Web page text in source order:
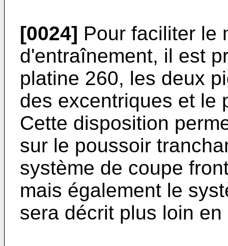
[0024] Pour faciliter le
d'entraînement, il est
platine 260, les deux
des excentriques et le
Cette disposition
sur le poussoir
système de coupe
mais également le
sera décrit plus loin